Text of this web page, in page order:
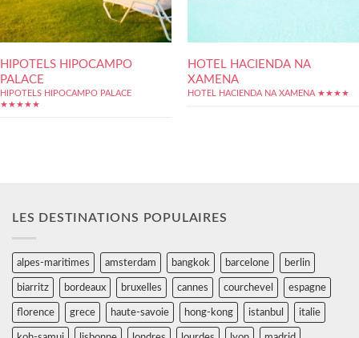
HIPOTELS HIPOCAMPO
PALACE
HIPOTELS HIPOCAMPO PALACE
★★★★★
HOTEL HACIENDA NA
XAMENA
HOTEL HACIENDA NA XAMENA ★★★★
LES DESTINATIONS POPULAIRES
alpes-maritimes amsterdam bangkok barcelone berlin
biarritz bordeaux bruxelles cannes courchevel espagne
florence grece haute-savoie hong-kong istanbul italie